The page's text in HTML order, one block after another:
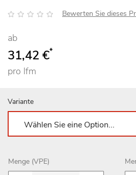
Bewertung: Bewerten Sie dieses
ab
31,42 €*
pro lfm
Variante
Menge (VPE)